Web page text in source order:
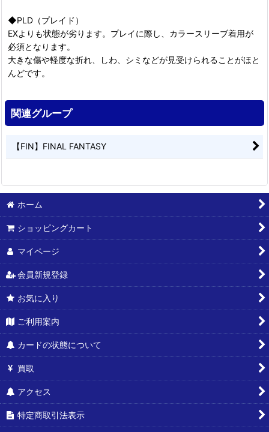
◆PLD（プレイド）
EXよりも状態が劣ります。プレイに際し、カラースリーブ着用が
必須となります。
大きな傷や軽度な折れ、しわ、シミなどが見受けられることがほと
んどです。
関連グループ
【FIN】FINAL FANTASY
ホーム
ショッピングカート
マイページ
会員新規登録
お気に入り
ご利用案内
カードの状態について
買取
アクセス
特定商取引法表示